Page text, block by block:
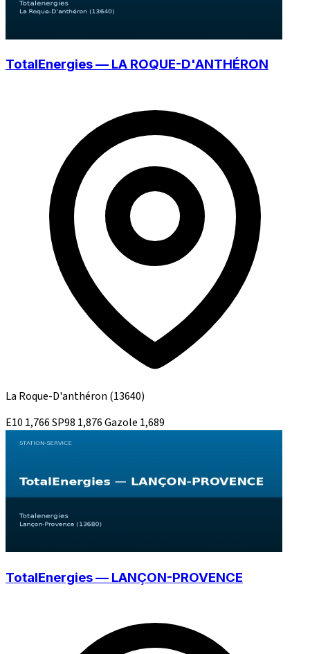
TotalEnergies — LA ROQUE-D'ANTHÉRON
La Roque-D'anthéron (13640)
E10 1,766SP98 1,876Gazole 1,689
TotalEnergies — LANÇON-PROVENCE